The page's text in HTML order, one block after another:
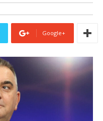
Google+